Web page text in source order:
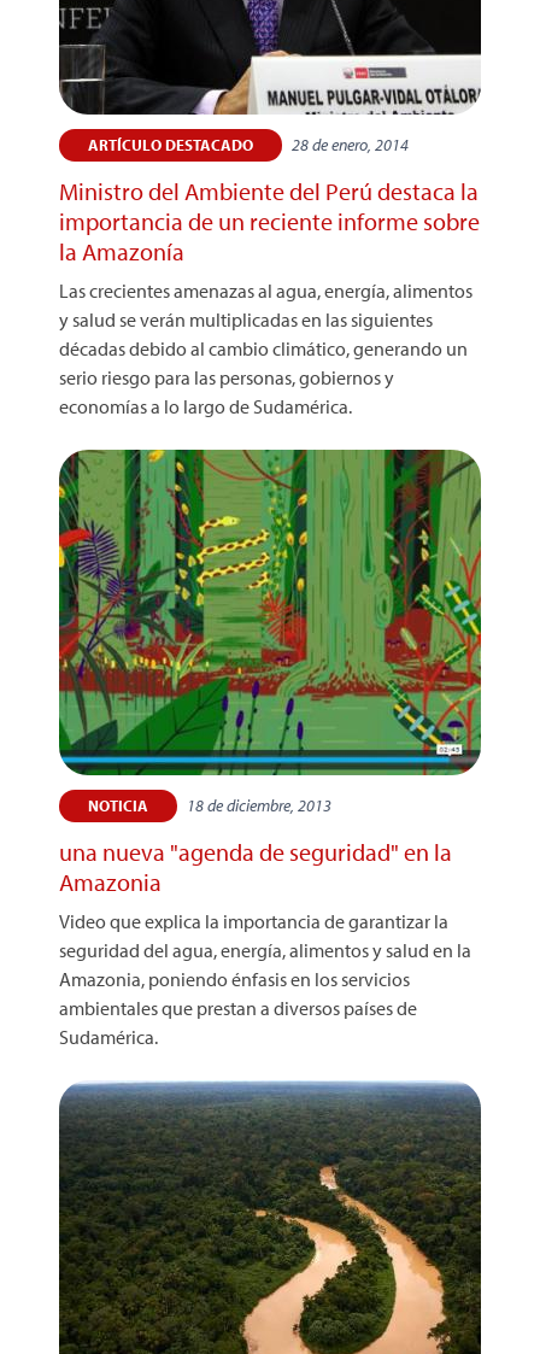
ARTÍCULO DESTACADO 28 de enero, 2014
Ministro del Ambiente del Perú destaca la
importancia de un reciente informe sobre
la Amazonía
Las crecientes amenazas al agua, energía, alimentos
y salud se verán multiplicadas en las siguientes
décadas debido al cambio climático, generando un
serio riesgo para las personas, gobiernos y
economías a lo largo de Sudamérica.
NOTICIA 18 de diciembre, 2013
una nueva "agenda de seguridad" en la
Amazonia
Video que explica la importancia de garantizar la
seguridad del agua, energía, alimentos y salud en la
Amazonia, poniendo énfasis en los servicios
ambientales que prestan a diversos países de
Sudamérica.